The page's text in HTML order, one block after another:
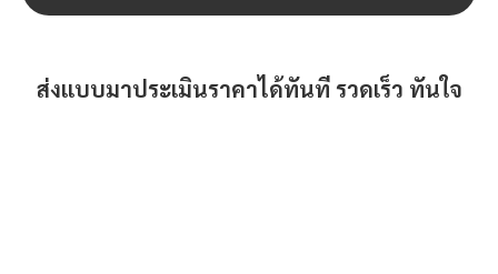
ส่งแบบมาประเมินราคาได้ทันที รวดเร็ว ทันใจ